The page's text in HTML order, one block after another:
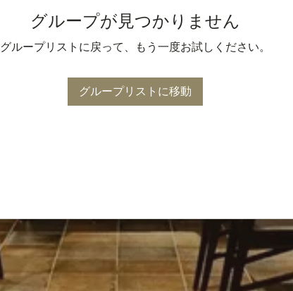
グループが見つかりません
グループリストに戻って、もう一度お試しください。
グループリストに移動